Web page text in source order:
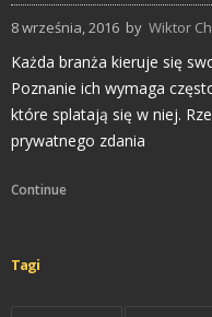
8 września, 2016 by Wiktor
Każda branża kieruje się
Poznanie ich wymaga
które splatają się w niej.
prywatnego zdania
Continue
Tagi